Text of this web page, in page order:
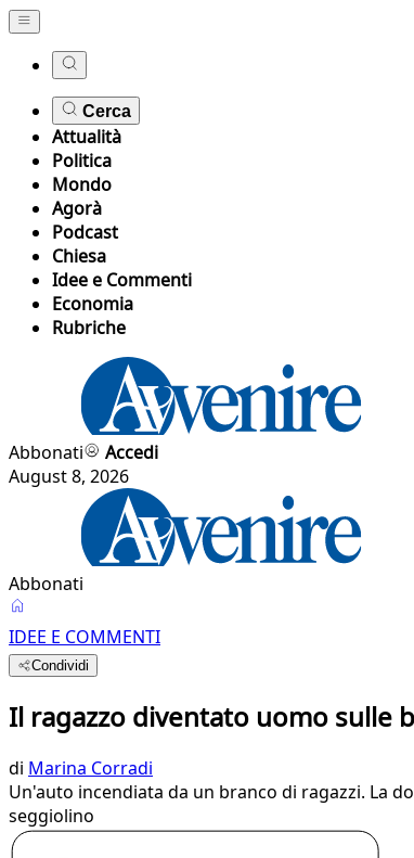
Cerca
Attualità
Politica
Mondo
Agorà
Podcast
Chiesa
Idee e Commenti
Economia
Rubriche
Abbonati
Accedi
August 8, 2026
Abbonati
IDEE E COMMENTI
Condividi
Il ragazzo diventato uomo sulle
di Marina Corradi
Un'auto incendiata da un branco di ragazzi. La
seggiolino